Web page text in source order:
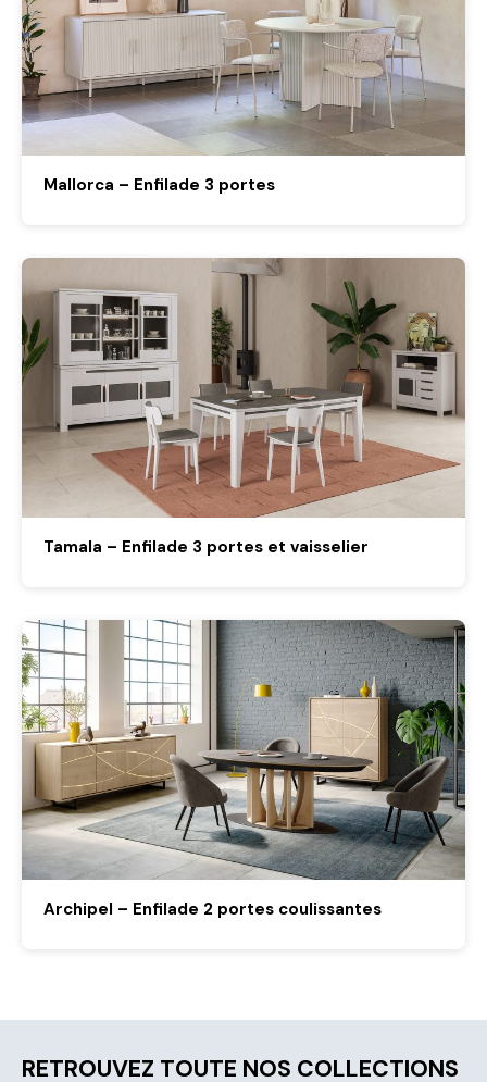
Mallorca – Enfilade 3 portes
Tamala – Enfilade 3 portes et vaisselier
Archipel – Enfilade 2 portes coulissantes
RETROUVEZ TOUTE NOS COLLECTIONS